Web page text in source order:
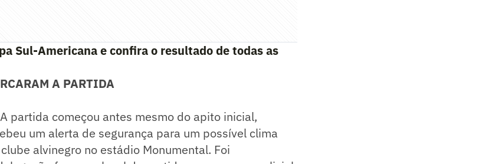
Sul-Americana e confira o resultado de todas as
A PARTIDA
A partida começou antes mesmo do apito inicial,
um alerta de segurança para um possível clima
alvinegro no estádio Monumental. Foi